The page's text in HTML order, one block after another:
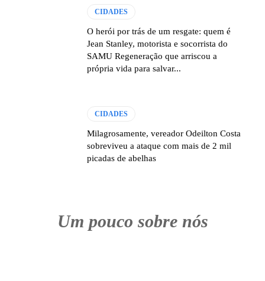
CIDADES
O herói por trás de um resgate: quem é
Jean Stanley, motorista e socorrista do
SAMU Regeneração que arriscou a
própria vida para salvar...
CIDADES
Milagrosamente, vereador Odeilton Costa
sobreviveu a ataque com mais de 2 mil
picadas de abelhas
Um pouco sobre nós